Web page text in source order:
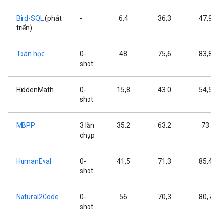
Bird-SQL (phát
triển)
- 6.4 36,3 47,9
Toán học
0-
shot
48 75,6 83,8
HiddenMath
0-
shot
15,8 43.0 54,5
MBPP
3 lần
chụp
35.2 63.2 73
HumanEval
0-
shot
41,5 71,3 85,4
Natural2Code
0-
shot
56 70,3 80,7